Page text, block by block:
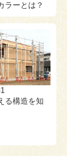
ラーとは？
る構造を知